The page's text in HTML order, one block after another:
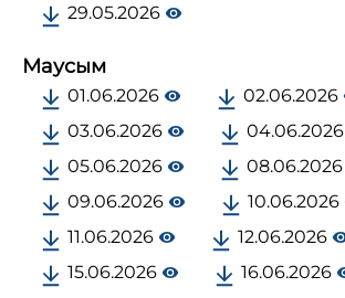
29.05.2026
Маусым
01.06.2026
02.06.2026
03.06.2026
04.06.2026
05.06.2026
08.06.2026
09.06.2026
10.06.2026
11.06.2026
12.06.2026
15.06.2026
16.06.2026